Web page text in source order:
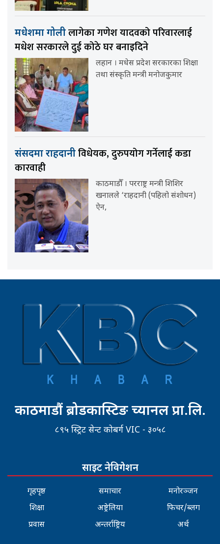
मधेशमा गोलीलागेका गणेश यादवको परिवारलाई
मधेश सरकारले दुई कोठे घर बनाइदिने
लहान । मधेस प्रदेश सरकारका शिक्षा
तथा संस्कृति मन्त्री मनोजकुमार
संसदमा राहदानीविधेयक, दुरुपयोग गर्नेलाई कडा
कारवाही
काठमाडौँ । परराष्ट्र मन्त्री शिशिर
खनालले ‘राहदानी (पहिलो संशोधन)
ऐन,
काठमाडौं ब्रोडकास्टिङ च्यानल प्रा.लि.
८९५ स्ट्रिट सेन्ट कोबर्ग VIC - ३०५८
साइट नेविगेशन
गृहपृष्ठ
शिक्षा
प्रवास
समाचार
अष्ट्रेलिया
अन्तर्राष्ट्रिय
मनोरञ्जन
फिचर/ब्लग
अर्थ